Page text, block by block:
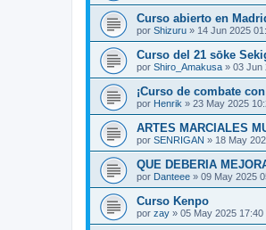
Curso abierto en
por Shizuru » 14 Jun 2025
Curso del 21 sōke
por Shiro_Amakusa » 03 Jun
¡Curso de combate
por Henrik » 23 May 2025
ARTES MARCIALES
por SENRIGAN » 18 May
QUE DEBERIA
por Danteee » 09 May 2025
Curso Kenpo
por zay » 05 May 2025 17:40